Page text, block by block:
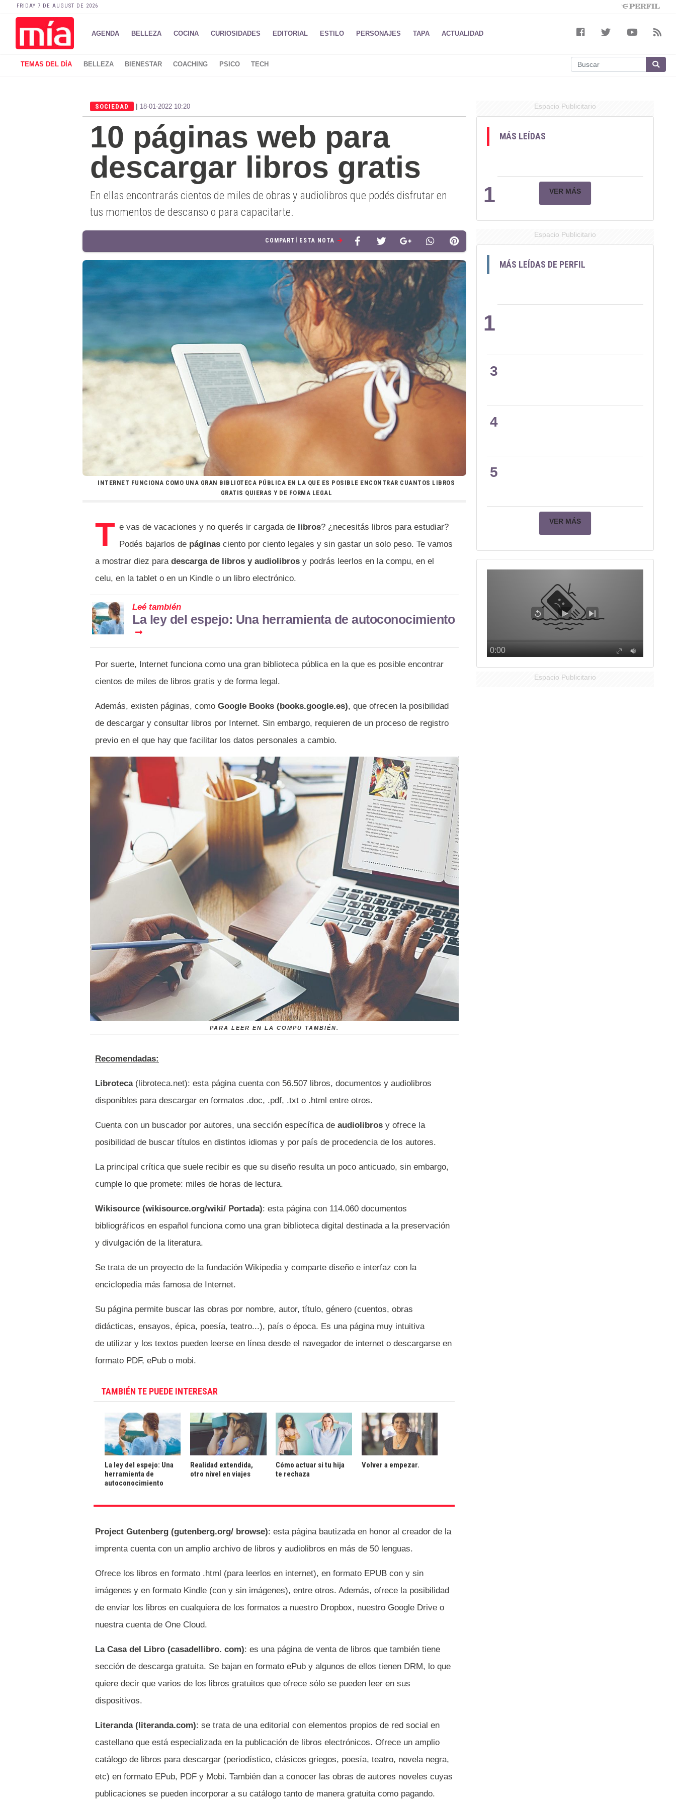
FRIDAY 7 DE AUGUST DE 2026
AGENDA BELLEZA COCINA CURIOSIDADES EDITORIAL ESTILO PERSONAJES TAPA ACTUALIDAD
TEMAS DEL DÍA BELLEZA BIENESTAR COACHING PSICO TECH
SOCIEDAD | 18-01-2022 10:20
10 páginas web para
descargar libros gratis
En ellas encontrarás cientos de miles de obras y audiolibros que podés disfrutar en
tus momentos de descanso o para capacitarte.
COMPARTÍ ESTA NOTA
INTERNET FUNCIONA COMO UNA GRAN BIBLIOTECA PÚBLICA EN LA QUE ES POSIBLE ENCONTRAR CUANTOS LIBROS
GRATIS QUIERAS Y DE FORMA LEGAL
T e vas de vacaciones y no querés ir cargada de libros? ¿necesitás libros para estudiar?
Podés bajarlos de páginas ciento por ciento legales y sin gastar un solo peso. Te vamos
a mostrar diez paradescarga de libros y audiolibros y podrás leerlos en la compu, en el
celu, en la tablet o en un Kindle o un libro electrónico.
Leé también
La ley del espejo: Una herramienta de autoconocimiento
Por suerte, Internet funciona como una gran biblioteca pública en la que es posible encontrar
cientos de miles de libros gratis y de forma legal.
Además, existen páginas, como Google Books (books.google.es), que ofrecen la posibilidad
de descargar y consultar libros por Internet. Sin embargo, requieren de un proceso de registro
previo en el que hay que facilitar los datos personales a cambio.
PARA LEER EN LA COMPU TAMBIÉN.
Recomendadas:
Libroteca(libroteca.net): esta página cuenta con 56.507 libros, documentos y audiolibros
disponibles para descargar en formatos .doc, .pdf, .txt o .html entre otros.
Cuenta con un buscador por autores, una sección específica de audiolibros y ofrece la
posibilidad de buscar títulos en distintos idiomas y por país de procedencia de los autores.
La principal crítica que suele recibir es que su diseño resulta un poco anticuado, sin embargo,
cumple lo que promete: miles de horas de lectura.
Wikisource (wikisource.org/wiki/ Portada): esta página con 114.060 documentos
bibliográficos en español funciona como una gran biblioteca digital destinada a la preservación
y divulgación de la literatura.
Se trata de un proyecto de la fundación Wikipedia y comparte diseño e interfaz con la
enciclopedia más famosa de Internet.
Su página permite buscar las obras por nombre, autor, título, género (cuentos, obras
didácticas, ensayos, épica, poesía, teatro...), país o época. Es una página muy intuitiva
de utilizar y los textos pueden leerse en línea desde el navegador de internet o descargarse en
formato PDF, ePub o mobi.
TAMBIÉN TE PUEDE INTERESAR
La ley del espejo: Una
herramienta de
autoconocimiento
Realidad extendida,
otro nivel en viajes
Cómo actuar si tu hija
te rechaza
Volver a empezar.
Project Gutenberg (gutenberg.org/ browse): esta página bautizada en honor al creador de la
imprenta cuenta con un amplio archivo de libros y audiolibros en más de 50 lenguas.
Ofrece los libros en formato .html (para leerlos en internet), en formato EPUB con y sin
imágenes y en formato Kindle (con y sin imágenes), entre otros. Además, ofrece la posibilidad
de enviar los libros en cualquiera de los formatos a nuestro Dropbox, nuestro Google Drive o
nuestra cuenta de One Cloud.
La Casa del Libro (casadellibro. com): es una página de venta de libros que también tiene
sección de descarga gratuita. Se bajan en formato ePub y algunos de ellos tienen DRM, lo que
quiere decir que varios de los libros gratuitos que ofrece sólo se pueden leer en sus
dispositivos.
Literanda (literanda.com): se trata de una editorial con elementos propios de red social en
castellano que está especializada en la publicación de libros electrónicos. Ofrece un amplio
catálogo de libros para descargar (periodístico, clásicos griegos, poesía, teatro, novela negra,
etc) en formato EPub, PDF y Mobi. También dan a conocer las obras de autores noveles cuyas
publicaciones se pueden incorporar a su catálogo tanto de manera gratuita como pagando.
Espacio Publicitario
MÁS LEÍDAS
1 VER MÁS
Espacio Publicitario
MÁS LEÍDAS DE PERFIL
1
2
3
4
5
VER MÁS
Espacio Publicitario